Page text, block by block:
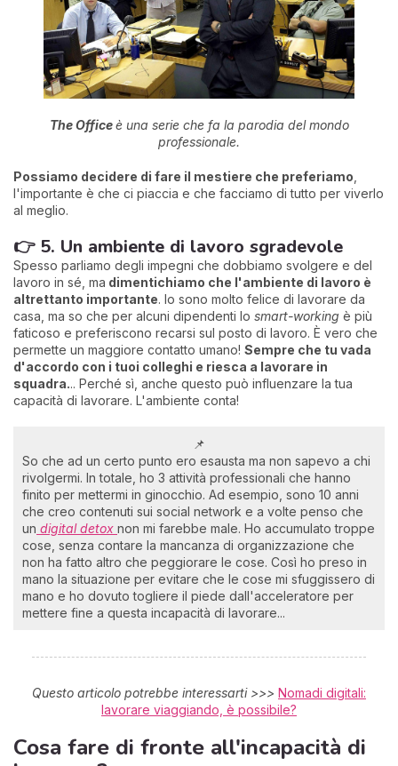
The Officeè una serie che fa la parodia del mondo
professionale.
Possiamo decidere di fare il mestiere che preferiamo
l'importante è che ci piaccia e che facciamo di tutto per viverlo
al meglio.
👉 5. Un ambiente di lavoro sgradevole
Spesso parliamo degli impegni che dobbiamo svolgere e del
lavoro in sé, ma dimentichiamo che l'ambiente di lavoro è
altrettanto importante. Io sono molto felice di lavorare da
casa, ma so che per alcuni dipendenti lo smart-working è più
faticoso e preferiscono recarsi sul posto di lavoro. È vero che
permette un maggiore contatto umano! Sempre che tu vada
d'accordo con i tuoi colleghi e riesca a lavorare in
squadra... Perché sì, anche questo può influenzare la tua
capacità di lavorare. L'ambiente conta!
📌
So che ad un certo punto ero esausta ma non sapevo a chi
rivolgermi. In totale, ho 3 attività professionali che hanno
finito per mettermi in ginocchio. Ad esempio, sono 10 anni
che creo contenuti sui social network e a volte penso che
un digital detox non mi farebbe male. Ho accumulato troppe
cose, senza contare la mancanza di organizzazione che
non ha fatto altro che peggiorare le cose. Così ho preso in
mano la situazione per evitare che le cose mi sfuggissero di
mano e ho dovuto togliere il piede dall'acceleratore per
mettere fine a questa incapacità di lavorare...
Questo articolo potrebbe interessarti >>> Nomadi digitali:
lavorare viaggiando, è possibile?
Cosa fare di fronte all'incapacità di